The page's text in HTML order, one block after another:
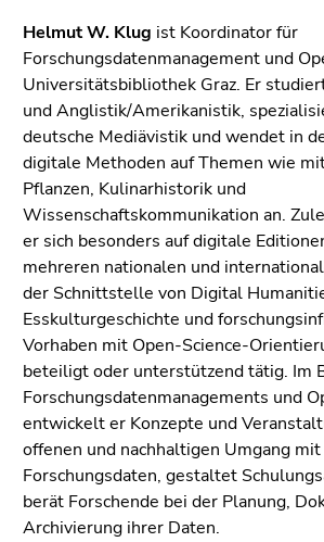
Helmut W. Klug ist Koordinator für
Forschungsdatenmanagement und
Universitätsbibliothek Graz. Er
und Anglistik/Amerikanistik,
deutsche Mediävistik und wendet in
digitale Methoden auf Themen wie
Pflanzen, Kulinarhistorik und
Wissenschaftskommunikation an.
er sich besonders auf digitale
mehreren nationalen und
der Schnittstelle von Digital
Esskulturgeschichte und
Vorhaben mit Open-Science-
beteiligt oder unterstützend tätig. Im
Forschungsdatenmanagements und
entwickelt er Konzepte und
offenen und nachhaltigen Umgang
Forschungsdaten, gestaltet
berät Forschende bei der Planung,
Archivierung ihrer Daten.